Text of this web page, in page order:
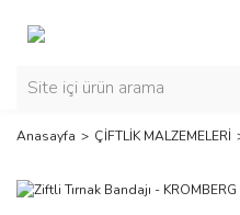
Anasayfa ÇİFTLİK MALZEMELERİ